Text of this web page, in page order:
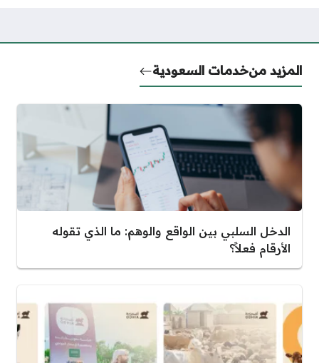
المزيد منخدمات السعودية
الدخل السلبي بين الواقع والوهم: ما الذي تقوله
الأرقام فعلاً؟